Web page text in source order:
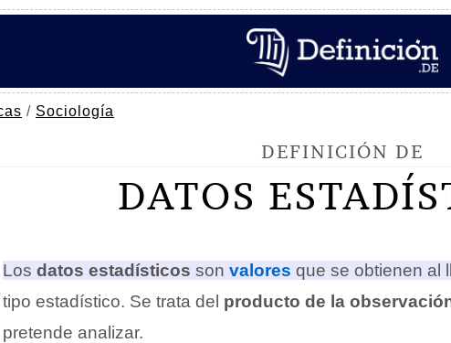
/ Sociología
DEFINICIÓN DE
DATOS
Los datos estadísticos son valores que se obtienen al
tipo estadístico. Se trata del producto de la
pretende analizar.